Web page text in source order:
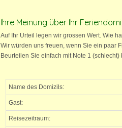
Ihre Meinung über Ihr
Auf Ihr Urteil legen wir grossen Wert. Wie
Wir würden uns freuen, wenn Sie ein paar
Beurteilen Sie einfach mit Note 1
Name des Domizils:
Gast:
Reisezeitraum: